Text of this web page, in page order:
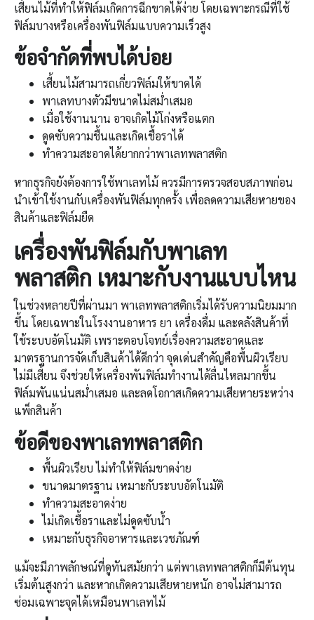
เสี้ยนไม้ที่ทำให้ฟิล์มเกิดการฉีกขาดได้ง่าย โดยเฉพาะกรณีที่ใช้
ฟิล์มบางหรือเครื่องพันฟิล์มแบบความเร็วสูง
ข้อจำกัดที่พบได้บ่อย
เสี้ยนไม้สามารถเกี่ยวฟิล์มให้ขาดได้
พาเลทบางตัวมีขนาดไม่สม่ำเสมอ
เมื่อใช้งานนาน อาจเกิดไม้โก่งหรือแตก
ดูดซับความชื้นและเกิดเชื้อราได้
ทำความสะอาดได้ยากกว่าพาเลทพลาสติก
หากธุรกิจยังต้องการใช้พาเลทไม้ ควรมีการตรวจสอบสภาพก่อน
นำเข้าใช้งานกับเครื่องพันฟิล์มทุกครั้ง เพื่อลดความเสียหายของ
สินค้าและฟิล์มยืด
เครื่องพันฟิล์มกับพาเลท
พลาสติก เหมาะกับงานแบบไหน
ในช่วงหลายปีที่ผ่านมา พาเลทพลาสติกเริ่มได้รับความนิยมมาก
ขึ้น โดยเฉพาะในโรงงานอาหาร ยา เครื่องดื่ม และคลังสินค้าที่
ใช้ระบบอัตโนมัติ เพราะตอบโจทย์เรื่องความสะอาดและ
มาตรฐานการจัดเก็บสินค้าได้ดีกว่า จุดเด่นสำคัญคือพื้นผิวเรียบ
ไม่มีเสี้ยน จึงช่วยให้เครื่องพันฟิล์มทำงานได้ลื่นไหลมากขึ้น
ฟิล์มพันแน่นสม่ำเสมอ และลดโอกาสเกิดความเสียหายระหว่าง
แพ็กสินค้า
ข้อดีของพาเลทพลาสติก
พื้นผิวเรียบ ไม่ทำให้ฟิล์มขาดง่าย
ขนาดมาตรฐาน เหมาะกับระบบอัตโนมัติ
ทำความสะอาดง่าย
ไม่เกิดเชื้อราและไม่ดูดซับน้ำ
เหมาะกับธุรกิจอาหารและเวชภัณฑ์
แม้จะมีภาพลักษณ์ที่ดูทันสมัยกว่า แต่พาเลทพลาสติกก็มีต้นทุน
เริ่มต้นสูงกว่า และหากเกิดความเสียหายหนัก อาจไม่สามารถ
ซ่อมเฉพาะจุดได้เหมือนพาเลทไม้